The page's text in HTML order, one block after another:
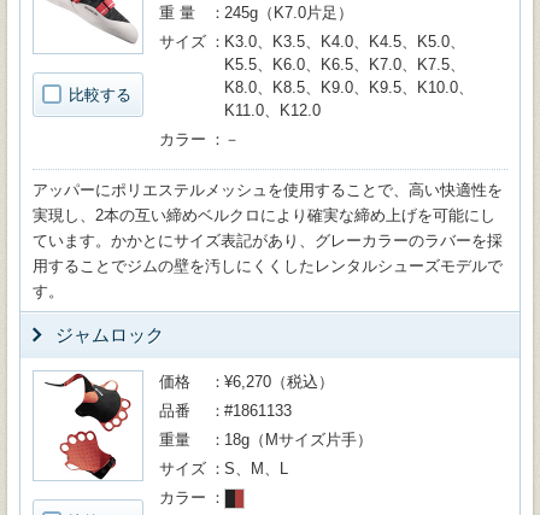
比較する
重 量
245g（K7.0片足）
サイズ
K3.0、K3.5、K4.0、K4.5、K5.0、
K5.5、K6.0、K6.5、K7.0、K7.5、
K8.0、K8.5、K9.0、K9.5、K10.0、
K11.0、K12.0
カラー
－
アッパーにポリエステルメッシュを使用することで、高い快適性を
実現し、2本の互い締めベルクロにより確実な締め上げを可能にし
ています。かかとにサイズ表記があり、グレーカラーのラバーを採
用することでジムの壁を汚しにくくしたレンタルシューズモデルで
す。
ジャムロック
価格
¥6,270（税込）
品番
#1861133
重量
18g（Mサイズ片手）
サイズ
S、M、L
カラー